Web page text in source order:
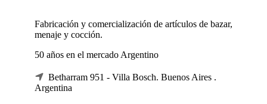
Fabricación y comercialización de artículos de bazar,
menaje y cocción.
50 años en el mercado Argentino
Betharram 951 - Villa Bosch. Buenos Aires .
Argentina